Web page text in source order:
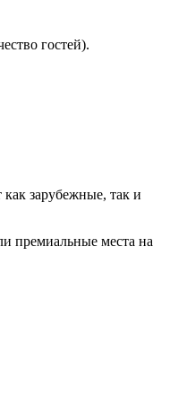
гостей).
зарубежные, так и
премиальные места на